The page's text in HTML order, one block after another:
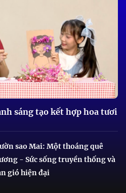
sáng tạo kết hợp hoa tươi
sao Mai: Một thoáng quê
- Sức sống truyền thống và
gió hiện đại